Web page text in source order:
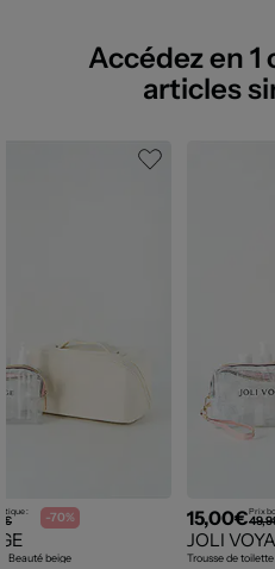
Accédez en 1
articles
: -70%
Beauté beige
15,00€Prix
JOLI
Trousse de